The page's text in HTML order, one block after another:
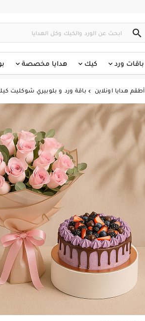

باقات ورد كيك هدايا مخصصة
أطقم هدايا اونلاين  باقة ورد و بلوبيري شوكليت